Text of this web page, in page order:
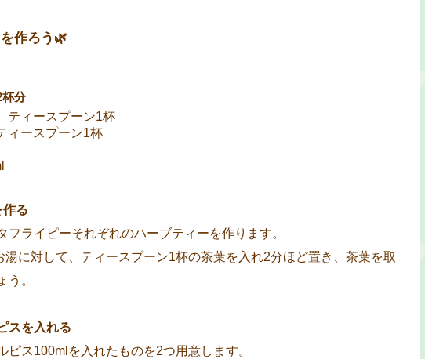
作ろう🌿
杯分
ティースプーン1杯
ィースプーン1杯
作る
フライピーそれぞれのハーブティーを作ります。
湯に対して、ティースプーン1杯の茶葉を入れ2分ほど置き、茶葉を取
う。
スを入れる
ピス100mlを入れたものを2つ用意します。